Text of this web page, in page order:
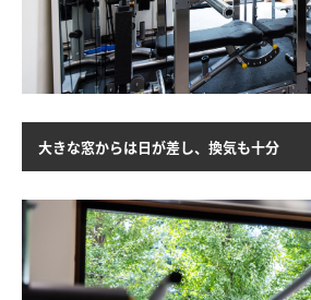
大きな窓からは日が差し、換気も十分